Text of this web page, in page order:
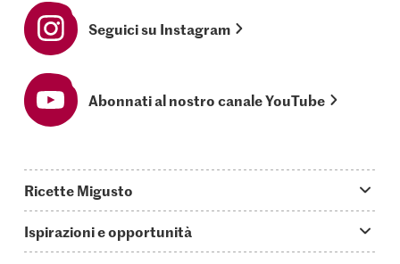
Seguici su Instagram
Abonnati al nostro canale YouTube
Ricette Migusto
Oggi cucino
Ispirazioni e opportunità